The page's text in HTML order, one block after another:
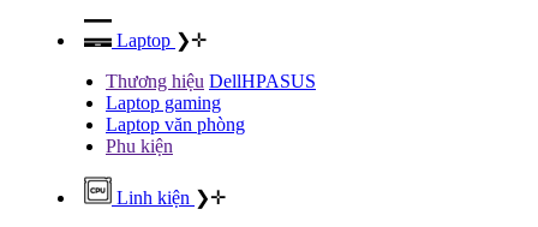
Laptop ❯✛
Thương hiệu DellHPASUS
Laptop gaming
Laptop văn phòng
Phu kiện
Linh kiện ❯✛